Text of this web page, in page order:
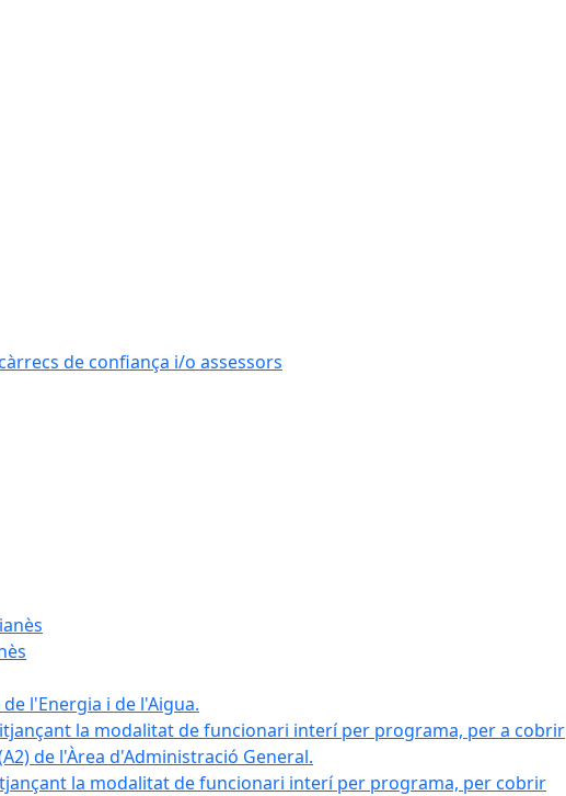
de confiança i/o assessors
l'Energia i de l'Aigua.
la modalitat de funcionari interí per programa, per a cobrir
de l'Àrea d'Administració General.
la modalitat de funcionari interí per programa, per cobrir